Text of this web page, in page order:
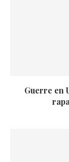
Guerre en